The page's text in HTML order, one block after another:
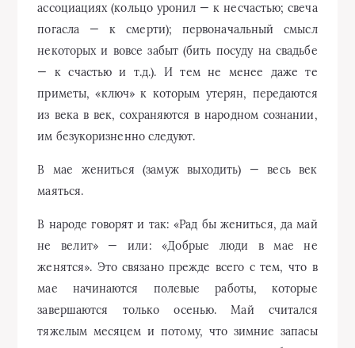
ассоциациях (кольцо уронил — к несчастью; свеча
погасла — к смерти); первоначальный смысл
некоторых и вовсе забыт (бить посуду на свадьбе
— к счастью и т.д.). И тем не менее даже те
приметы, «ключ» к которым утерян, передаются
из века в век, сохраняются в народном сознании,
им безукоризненно следуют.
В мае жениться (замуж выходить) — весь век
маяться.
В народе говорят и так: «Рад бы жениться, да май
не велит» — или: «Добрые люди в мае не
женятся». Это связано прежде всего с тем, что в
мае начинаются полевые работы, которые
завершаются только осенью. Май считался
тяжелым месяцем и потому, что зимние запасы